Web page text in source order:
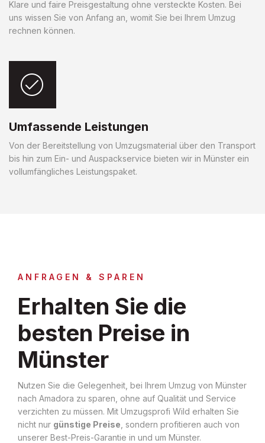
Klare und faire Preisgestaltung ohne versteckte Kosten. Bei
uns wissen Sie von Anfang an, womit Sie bei Ihrem Umzug
rechnen können.
Umfassende Leistungen
Von der Bereitstellung von Umzugsmaterial über den Transport
bis hin zum Ein- und Auspackservice bieten wir in Münster ein
vollumfängliches Leistungspaket.
ANFRAGEN & SPAREN
Erhalten Sie die
besten Preise in
Münster
Nutzen Sie die Gelegenheit, bei Ihrem Umzug von Münster
nach Amadora zu sparen, ohne auf Qualität und Service
verzichten zu müssen. Mit Umzugsprofi Wild erhalten Sie
nicht nur günstige Preise , sondern profitieren auch von
unserer Best-Preis-Garantie in und um Münster.